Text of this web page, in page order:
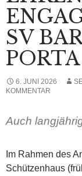
SV
PORTA
6. JUNI 2026
KOMMENTAR
Auch
Im Rahmen des
Schützenhaus